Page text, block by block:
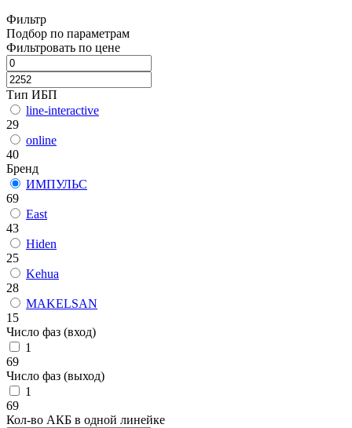
Фильтр
Подбор по параметрам
Фильтровать по цене
Тип ИБП
line-interactive
29
online
40
Бренд
ИМПУЛЬС
69
East
43
Hiden
25
Kehua
28
MAKELSAN
15
Число фаз (вход)
1
69
Число фаз (выход)
1
69
Кол-во АКБ в одной линейке